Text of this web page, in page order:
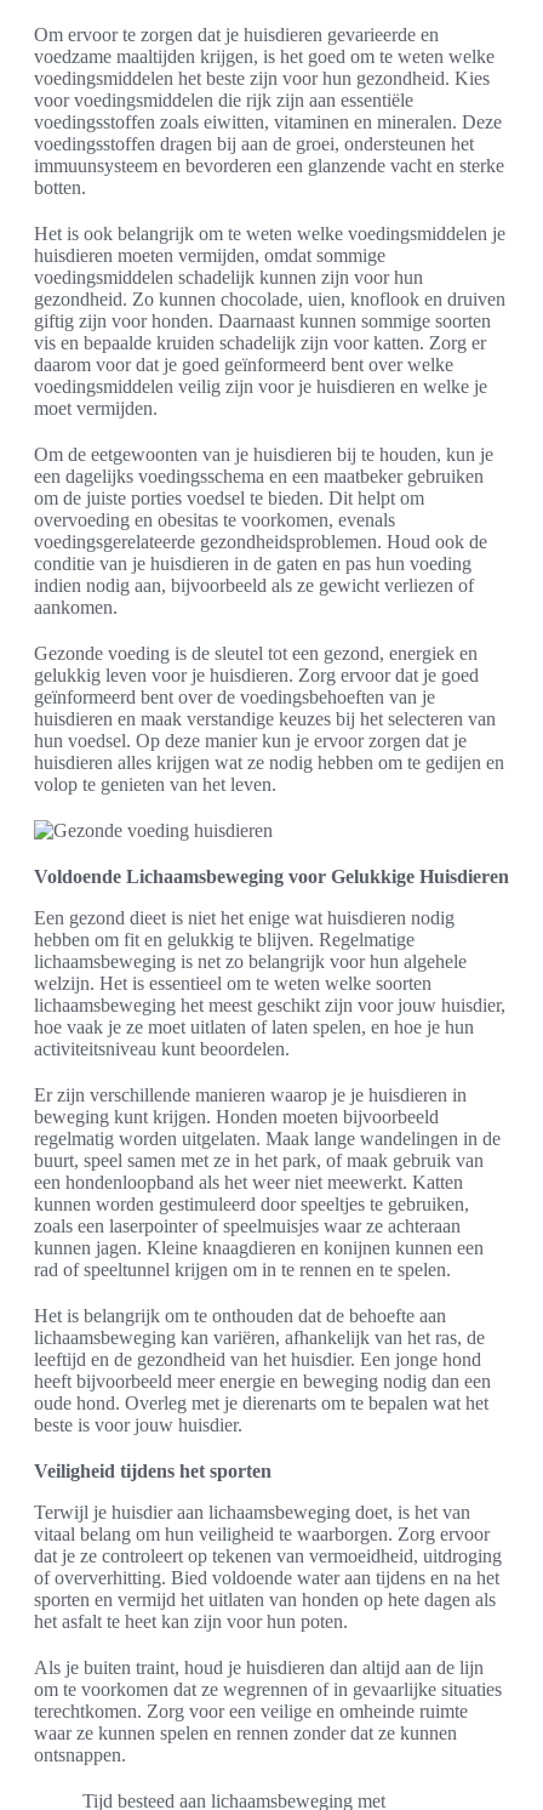
Om ervoor te zorgen dat je huisdieren gevarieerde en
voedzame maaltijden krijgen, is het goed om te weten welke
voedingsmiddelen het beste zijn voor hun gezondheid. Kies
voor voedingsmiddelen die rijk zijn aan essentiële
voedingsstoffen zoals eiwitten, vitaminen en mineralen. Deze
voedingsstoffen dragen bij aan de groei, ondersteunen het
immuunsysteem en bevorderen een glanzende vacht en sterke
botten.
Het is ook belangrijk om te weten welke voedingsmiddelen je
huisdieren moeten vermijden, omdat sommige
voedingsmiddelen schadelijk kunnen zijn voor hun
gezondheid. Zo kunnen chocolade, uien, knoflook en druiven
giftig zijn voor honden. Daarnaast kunnen sommige soorten
vis en bepaalde kruiden schadelijk zijn voor katten. Zorg er
daarom voor dat je goed geïnformeerd bent over welke
voedingsmiddelen veilig zijn voor je huisdieren en welke je
moet vermijden.
Om de eetgewoonten van je huisdieren bij te houden, kun je
een dagelijks voedingsschema en een maatbeker gebruiken
om de juiste porties voedsel te bieden. Dit helpt om
overvoeding en obesitas te voorkomen, evenals
voedingsgerelateerde gezondheidsproblemen. Houd ook de
conditie van je huisdieren in de gaten en pas hun voeding
indien nodig aan, bijvoorbeeld als ze gewicht verliezen of
aankomen.
Gezonde voeding is de sleutel tot een gezond, energiek en
gelukkig leven voor je huisdieren. Zorg ervoor dat je goed
geïnformeerd bent over de voedingsbehoeften van je
huisdieren en maak verstandige keuzes bij het selecteren van
hun voedsel. Op deze manier kun je ervoor zorgen dat je
huisdieren alles krijgen wat ze nodig hebben om te gedijen en
volop te genieten van het leven.
Voldoende Lichaamsbeweging voor Gelukkige Huisdieren
Een gezond dieet is niet het enige wat huisdieren nodig
hebben om fit en gelukkig te blijven. Regelmatige
lichaamsbeweging is net zo belangrijk voor hun algehele
welzijn. Het is essentieel om te weten welke soorten
lichaamsbeweging het meest geschikt zijn voor jouw huisdier,
hoe vaak je ze moet uitlaten of laten spelen, en hoe je hun
activiteitsniveau kunt beoordelen.
Er zijn verschillende manieren waarop je je huisdieren in
beweging kunt krijgen. Honden moeten bijvoorbeeld
regelmatig worden uitgelaten. Maak lange wandelingen in de
buurt, speel samen met ze in het park, of maak gebruik van
een hondenloopband als het weer niet meewerkt. Katten
kunnen worden gestimuleerd door speeltjes te gebruiken,
zoals een laserpointer of speelmuisjes waar ze achteraan
kunnen jagen. Kleine knaagdieren en konijnen kunnen een
rad of speeltunnel krijgen om in te rennen en te spelen.
Het is belangrijk om te onthouden dat de behoefte aan
lichaamsbeweging kan variëren, afhankelijk van het ras, de
leeftijd en de gezondheid van het huisdier. Een jonge hond
heeft bijvoorbeeld meer energie en beweging nodig dan een
oude hond. Overleg met je dierenarts om te bepalen wat het
beste is voor jouw huisdier.
Veiligheid tijdens het sporten
Terwijl je huisdier aan lichaamsbeweging doet, is het van
vitaal belang om hun veiligheid te waarborgen. Zorg ervoor
dat je ze controleert op tekenen van vermoeidheid, uitdroging
of oververhitting. Bied voldoende water aan tijdens en na het
sporten en vermijd het uitlaten van honden op hete dagen als
het asfalt te heet kan zijn voor hun poten.
Als je buiten traint, houd je huisdieren dan altijd aan de lijn
om te voorkomen dat ze wegrennen of in gevaarlijke situaties
terechtkomen. Zorg voor een veilige en omheinde ruimte
waar ze kunnen spelen en rennen zonder dat ze kunnen
ontsnappen.
Tijd besteed aan lichaamsbeweging met